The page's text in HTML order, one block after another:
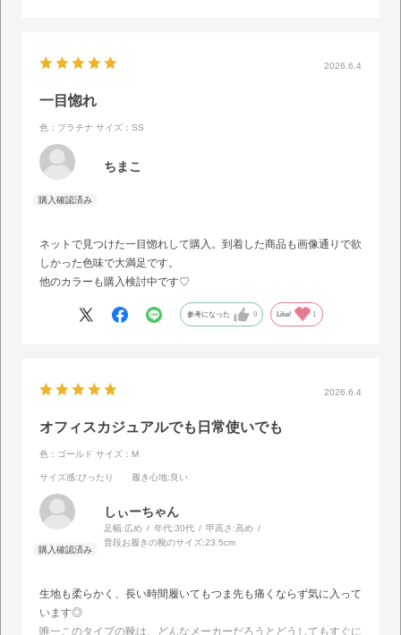
2026.6.4
一目惚れ
色：プラチナ サイズ：SS
ちまこ
ネットで見つけた一目惚れして購入。到着した商品も画像通りで欲
しかった色味で大満足です。
他のカラーも購入検討中です♡
参考になった 0 Like! 1
2026.6.4
オフィスカジュアルでも日常使いでも
色：ゴールド サイズ：M
サイズ感:ぴったり 履き心地:良い
しぃーちゃん
足幅:広め 年代:30代 甲高さ:高め
普段お履きの靴のサイズ:23.5cm
生地も柔らかく、長い時間履いてもつま先も痛くならず気に入って
います◎
唯一このタイプの靴は、どんなメーカーだろうとどうしてもすぐに